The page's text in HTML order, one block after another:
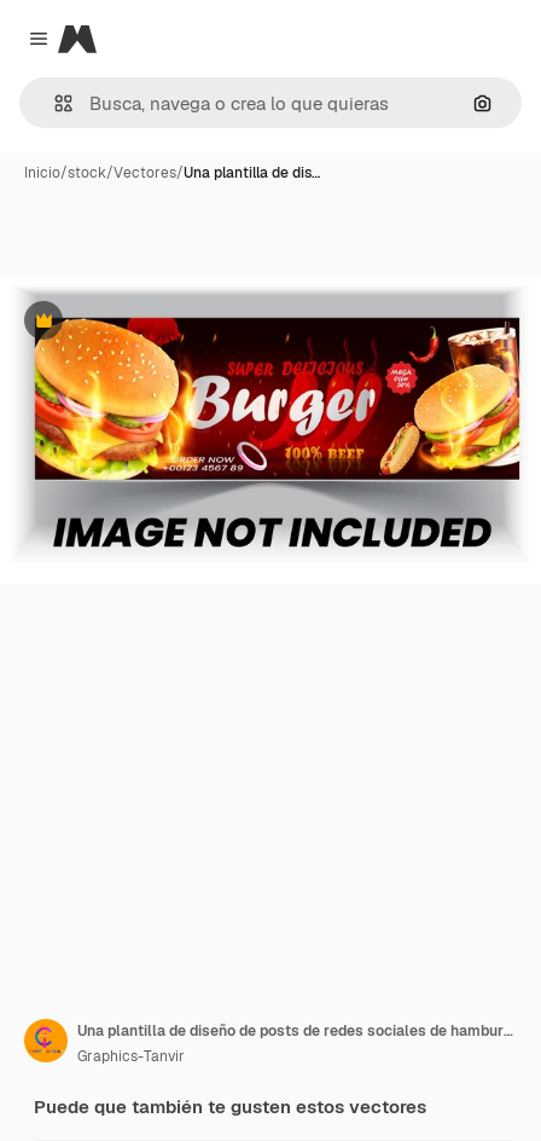
Close menu
Magnific
Inicio/stock/Vectores/Una plantilla de dis…
Premium
Una plantilla de diseño de posts de redes sociales de hamburguesas y papas fritas
Graphics-Tanvir
Puede que también te gusten estos vectores